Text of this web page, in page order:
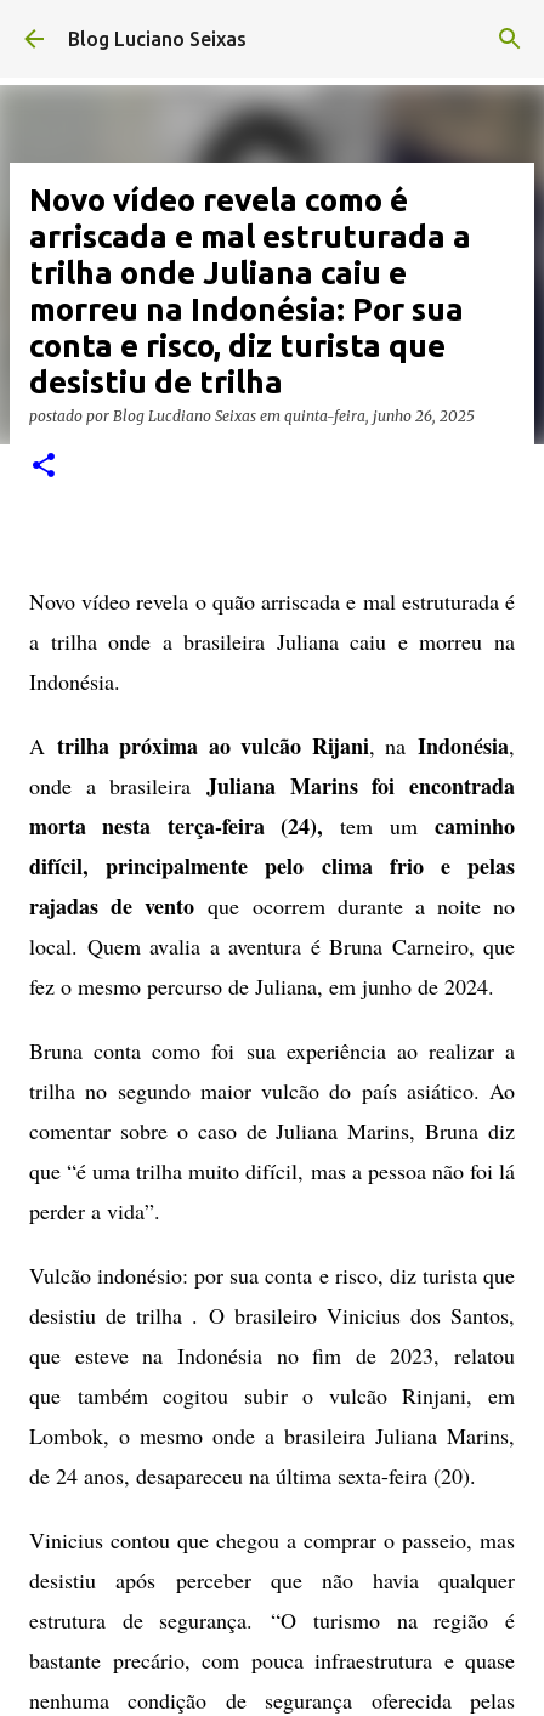
Pular para o conteúdo principal
Blog Luciano Seixas
Novo vídeo revela como é
arriscada e mal estruturada a
trilha onde Juliana caiu e
morreu na Indonésia: Por sua
conta e risco, diz turista que
desistiu de trilha
postado por Blog Lucdiano Seixas em quinta-feira, junho 26, 2025
Novo vídeo revela o quão arriscada e mal estruturada é
a trilha onde a brasileira Juliana caiu e morreu na
Indonésia.
A trilha próxima ao vulcão Rijani, naIndonésia,
onde a brasileira Juliana Marins foi encontrada
morta nesta terça-feira (24), tem um caminho
difícil, principalmente pelo clima frio e pelas
rajadas de vento que ocorrem durante a noite no
local. Quem avalia a aventura é Bruna Carneiro, que
fez o mesmo percurso de Juliana, em junho de 2024.
Bruna conta como foi sua experiência ao realizar a
trilha no segundo maior vulcão do país asiático. Ao
comentar sobre o caso de Juliana Marins, Bruna diz
que “é uma trilha muito difícil, mas a pessoa não foi lá
perder a vida”.
Vulcão indonésio: por sua conta e risco, diz turista que
desistiu de trilha . O brasileiro Vinicius dos Santos,
que esteve na Indonésia no fim de 2023, relatou
que também cogitou subir o vulcão Rinjani, em
Lombok, o mesmo onde a brasileira Juliana Marins,
de 24 anos, desapareceu na última sexta-feira (20).
Vinicius contou que chegou a comprar o passeio, mas
desistiu após perceber que não havia qualquer
estrutura de segurança. “O turismo na região é
bastante precário, com pouca infraestrutura e quase
nenhuma condição de segurança oferecida pelas